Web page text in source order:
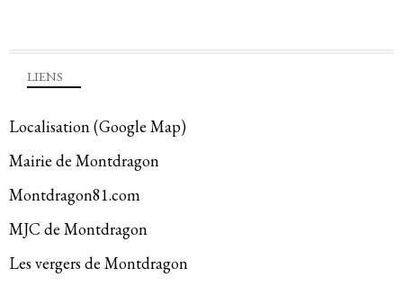
LIENS
Localisation (Google Map)
Mairie de Montdragon
Montdragon81.com
MJC de Montdragon
Les vergers de Montdragon